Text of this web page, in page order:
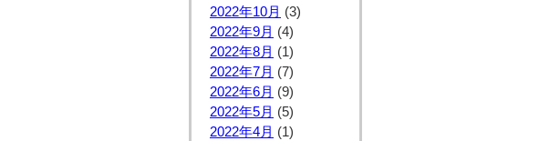
2022年10月 (3)
2022年9月 (4)
2022年8月 (1)
2022年7月 (7)
2022年6月 (9)
2022年5月 (5)
2022年4月 (1)